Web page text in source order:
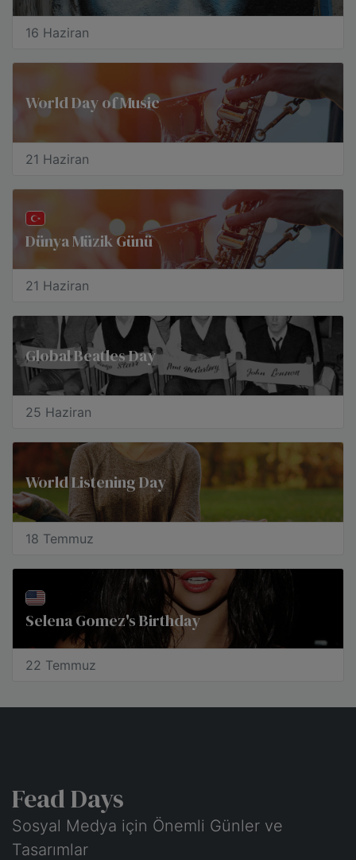
16 Haziran
World Day of Music
21 Haziran
Dünya Müzik Günü
21 Haziran
Global Beatles Day
25 Haziran
World Listening Day
18 Temmuz
Selena Gomez's Birthday
22 Temmuz
Fead Days
Sosyal Medya için Önemli Günler ve
Tasarımlar